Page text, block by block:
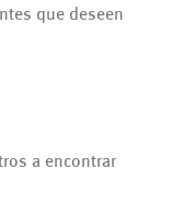
que deseen
a encontrar